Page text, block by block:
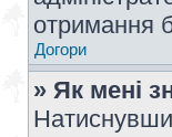
отримання
Догори
» Як мені
Натиснувши